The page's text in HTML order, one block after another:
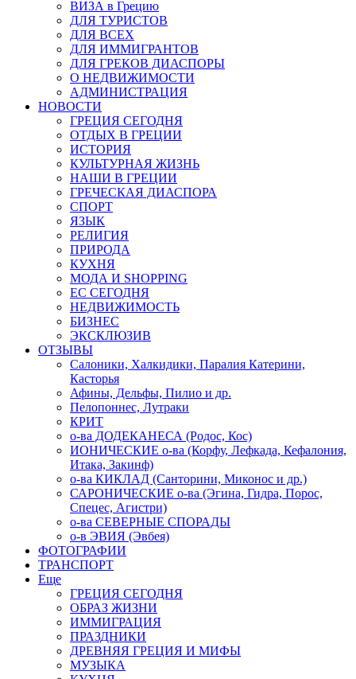
ВИЗА в Грецию
ДЛЯ ТУРИСТОВ
ДЛЯ ВСЕХ
ДЛЯ ИММИГРАНТОВ
ДЛЯ ГРЕКОВ ДИАСПОРЫ
О НЕДВИЖИМОСТИ
АДМИНИСТРАЦИЯ
НОВОСТИ
ГРЕЦИЯ СЕГОДНЯ
ОТДЫХ В ГРЕЦИИ
ИСТОРИЯ
КУЛЬТУРНАЯ ЖИЗНЬ
НАШИ В ГРЕЦИИ
ГРЕЧЕСКАЯ ДИАСПОРА
СПОРТ
ЯЗЫК
РЕЛИГИЯ
ПРИРОДА
КУХНЯ
МОДА И SHOPPING
ЕС СЕГОДНЯ
НЕДВИЖИМОСТЬ
БИЗНЕС
ЭКСКЛЮЗИВ
ОТЗЫВЫ
Салоники, Халкидики, Паралия Катерини,
Касторья
Афины, Дельфы, Пилио и др.
Пелопоннес, Лутраки
КРИТ
о-ва ДОДЕКАНЕСА (Родос, Кос)
ИОНИЧЕСКИЕ о-ва (Корфу, Лефкада, Кефалония,
Итака, Закинф)
о-ва КИКЛАД (Санторини, Миконос и др.)
САРОНИЧЕСКИЕ о-ва (Эгина, Гидра, Порос,
Спецес, Агистри)
о-ва СЕВЕРНЫЕ СПОРАДЫ
о-в ЭВИЯ (Эвбея)
ФОТОГРАФИИ
ТРАНСПОРТ
Еще
ГРЕЦИЯ СЕГОДНЯ
ОБРАЗ ЖИЗНИ
ИММИГРАЦИЯ
ПРАЗДНИКИ
ДРЕВНЯЯ ГРЕЦИЯ И МИФЫ
МУЗЫКА